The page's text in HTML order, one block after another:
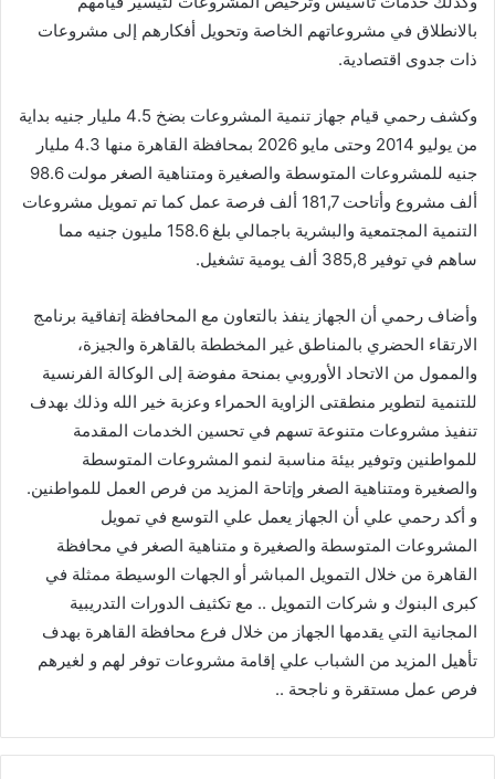
بالانطلاق في مشروعاتهم الخاصة وتحويل أفكارهم إلى مشروعات
ذات جدوى اقتصادية.
وكشف رحمي قيام جهاز تنمية المشروعات بضخ 4.5 مليار جنيه بداية
من يوليو 2014 وحتى مايو 2026 بمحافظة القاهرة منها 4.3 مليار
جنيه للمشروعات المتوسطة والصغيرة ومتناهية الصغر مولت 98.6
ألف مشروع وأتاحت 181,7 ألف فرصة عمل كما تم تمويل مشروعات
التنمية المجتمعية والبشرية باجمالي بلغ 158.6 مليون جنيه مما
ساهم في توفير 385,8 ألف يومية تشغيل.
وأضاف رحمي أن الجهاز ينفذ بالتعاون مع المحافظة إتفاقية برنامج
الارتقاء الحضري بالمناطق غير المخططة بالقاهرة والجيزة،
والممول من الاتحاد الأوروبي بمنحة مفوضة إلى الوكالة الفرنسية
للتنمية لتطوير منطقتى الزاوية الحمراء وعزبة خير الله وذلك بهدف
تنفيذ مشروعات متنوعة تسهم في تحسين الخدمات المقدمة
للمواطنين وتوفير بيئة مناسبة لنمو المشروعات المتوسطة
والصغيرة ومتناهية الصغر وإتاحة المزيد من فرص العمل للمواطنين.
و أكد رحمي علي أن الجهاز يعمل علي التوسع في تمويل
المشروعات المتوسطة والصغيرة و متناهية الصغر في محافظة
القاهرة من خلال التمويل المباشر أو الجهات الوسيطة ممثلة في
كبرى البنوك و شركات التمويل .. مع تكثيف الدورات التدريبية
المجانية التي يقدمها الجهاز من خلال فرع محافظة القاهرة بهدف
تأهيل المزيد من الشباب علي إقامة مشروعات توفر لهم و لغيرهم
فرص عمل مستقرة و ناجحة ..